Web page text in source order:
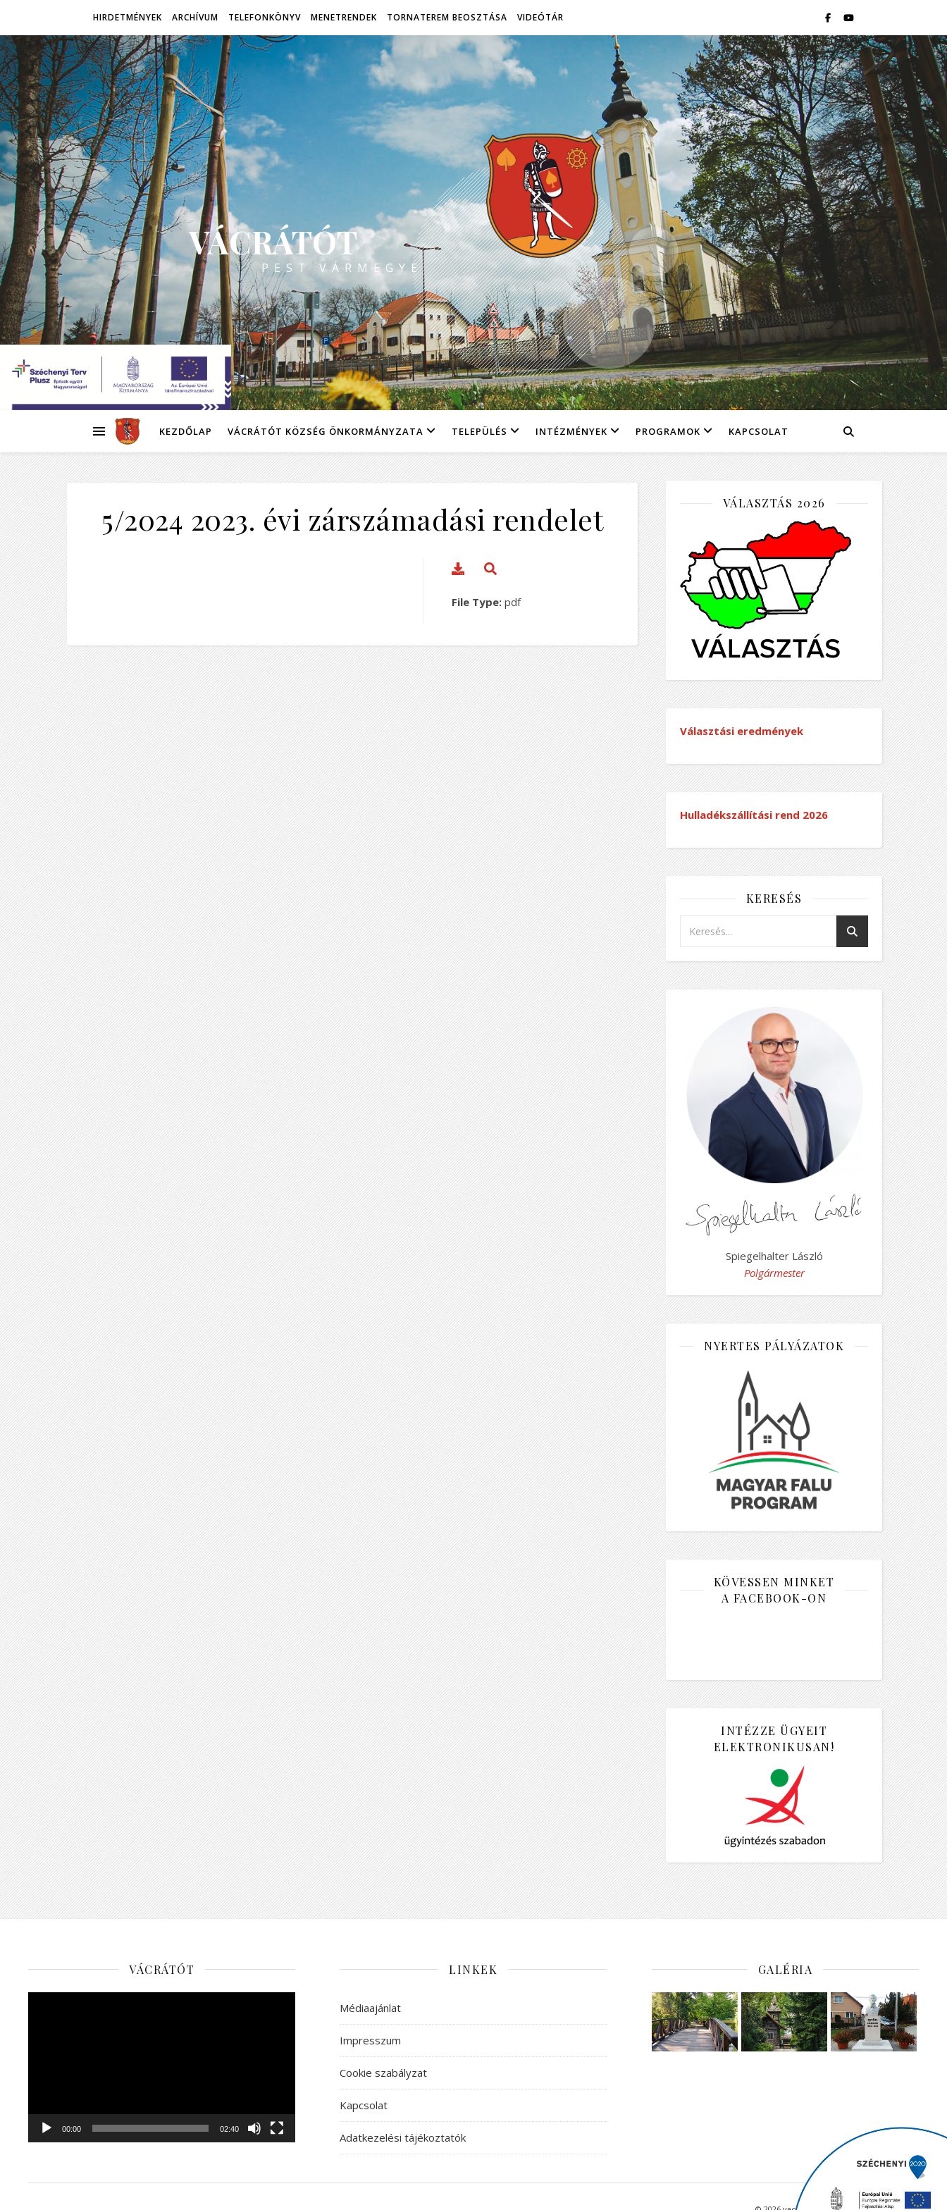
HIRDETMÉNYEK ARCHÍVUM TELEFONKÖNYV MENETRENDEK TORNATEREM BEOSZTÁSA VIDEÓTÁR
VÁCRÁTÓT
PEST VÁRMEGYE
KEZDŐLAP VÁCRÁTÓT KÖZSÉG ÖNKORMÁNYZATA TELEPÜLÉS INTÉZMÉNYEK PROGRAMOK KAPCSOLAT
5/2024 2023. évi zárszámadási rendelet
File Type: pdf
VÁLASZTÁS 2026
Választási eredmények
Hulladékszállítási rend 2026
KERESÉS
Spiegelhalter László
Polgármester
NYERTES PÁLYÁZATOK
KÖVESSEN MINKET
A FACEBOOK-ON
INTÉZZE ÜGYEIT
ELEKTRONIKUSAN!
VÁCRÁTÓT
00:00 02:40
LINKEK
Médiaajánlat
Impresszum
Cookie szabályzat
Kapcsolat
Adatkezelési tájékoztatók
GALÉRIA